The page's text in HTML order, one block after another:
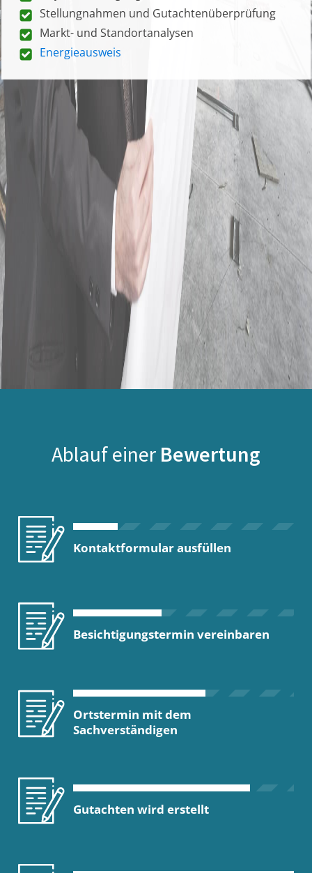
Stellungnahmen und Gutachtenüberprüfung
Markt- und Standortanalysen
Energieausweis
Ablauf einer Bewertung
Kontaktformular ausfüllen
Besichtigungstermin vereinbaren
Ortstermin mit dem
Sachverständigen
Gutachten wird erstellt